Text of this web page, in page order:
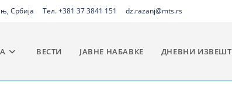
Србија Тел. +381 37 3841 151 dz.razanj@mts.rs
ВЕСТИ ЈАВНЕ НАБАВКЕ ДНЕВНИ